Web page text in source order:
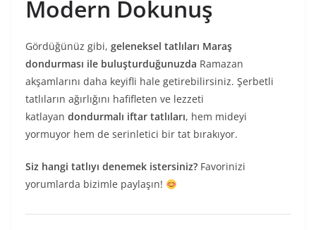
Modern Dokunuş
Gördüğünüz gibi, geleneksel tatlıları Maraş
dondurması ile buluşturduğunuzda Ramazan
akşamlarını daha keyifli hale getirebilirsiniz. Şerbetli
tatlıların ağırlığını hafifleten ve lezzeti
katlayan dondurmalı iftar tatlıları, hem mideyi
yormuyor hem de serinletici bir tat bırakıyor.
Siz hangi tatlıyı denemek istersiniz? Favorinizi
yorumlarda bizimle paylaşın!